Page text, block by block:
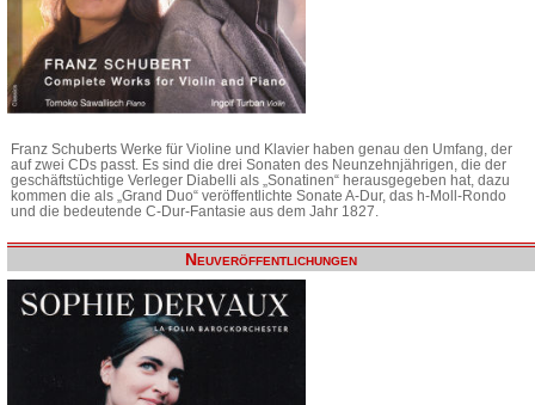
Franz Schuberts Werke für Violine und Klavier haben genau den Umfang, der
auf zwei CDs passt. Es sind die drei Sonaten des Neunzehnjährigen, die der
geschäftstüchtige Verleger Diabelli als „Sonatinen“ herausgegeben hat, dazu
kommen die als „Grand Duo“ veröffentlichte Sonate A-Dur, das h-Moll-Rondo
und die bedeutende C-Dur-Fantasie aus dem Jahr 1827.
Neuveröffentlichungen